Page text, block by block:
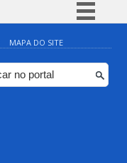
Simplifique!
Comunica BR
Participe
MAPA DO SITE